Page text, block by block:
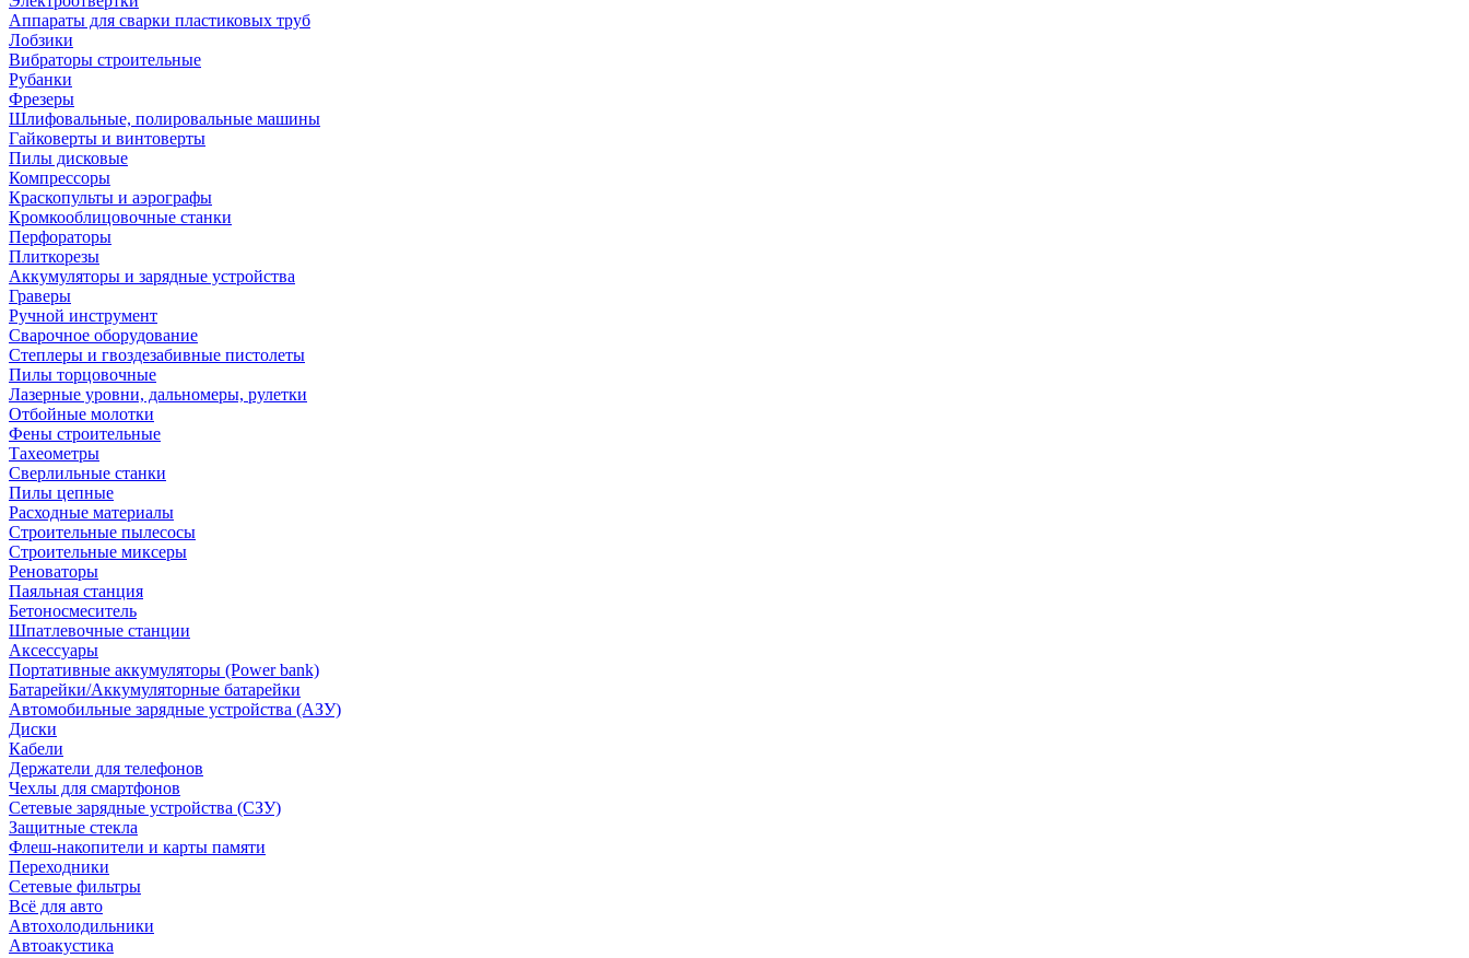
Аппараты для сварки пластиковых труб
Лобзики
Вибраторы строительные
Рубанки
Фрезеры
Шлифовальные, полировальные машины
Гайковерты и винтоверты
Пилы дисковые
Компрессоры
Краскопульты и аэрографы
Кромкооблицовочные станки
Перфораторы
Плиткорезы
Аккумуляторы и зарядные устройства
Граверы
Ручной инструмент
Сварочное оборудование
Степлеры и гвоздезабивные пистолеты
Пилы торцовочные
Лазерные уровни, дальномеры, рулетки
Отбойные молотки
Фены строительные
Тахеометры
Сверлильные станки
Пилы цепные
Расходные материалы
Строительные пылесосы
Строительные миксеры
Реноваторы
Паяльная станция
Бетоносмеситель
Шпатлевочные станции
Аксессуары
Портативные аккумуляторы (Power bank)
Батарейки/Аккумуляторные батарейки
Автомобильные зарядные устройства (АЗУ)
Диски
Кабели
Держатели для телефонов
Чехлы для смартфонов
Сетевые зарядные устройства (СЗУ)
Защитные стекла
Флеш-накопители и карты памяти
Переходники
Сетевые фильтры
Всё для авто
Автохолодильники
Автоакустика